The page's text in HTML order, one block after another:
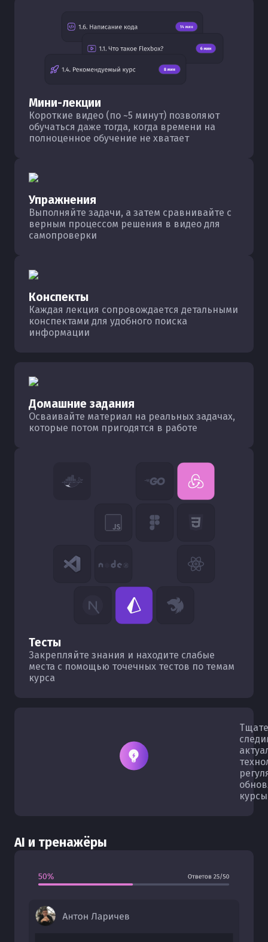
Мини-лекции
Короткие видео (по ~5 минут) позволяют
обучаться даже тогда, когда времени на
полноценное обучение не хватает
Упражнения
Выполняйте задачи, а затем сравнивайте с
верным процессом решения в видео для
самопроверки
Конспекты
Каждая лекция сопровождается детальными
конспектами для удобного поиска
информации
Домашние задания
Осваивайте материал на реальных задачах,
которые потом пригодятся в работе
Тесты
Закрепляйте знания и находите слабые
места с помощью точечных тестов по темам
курса
курсы
AI и тренажёры